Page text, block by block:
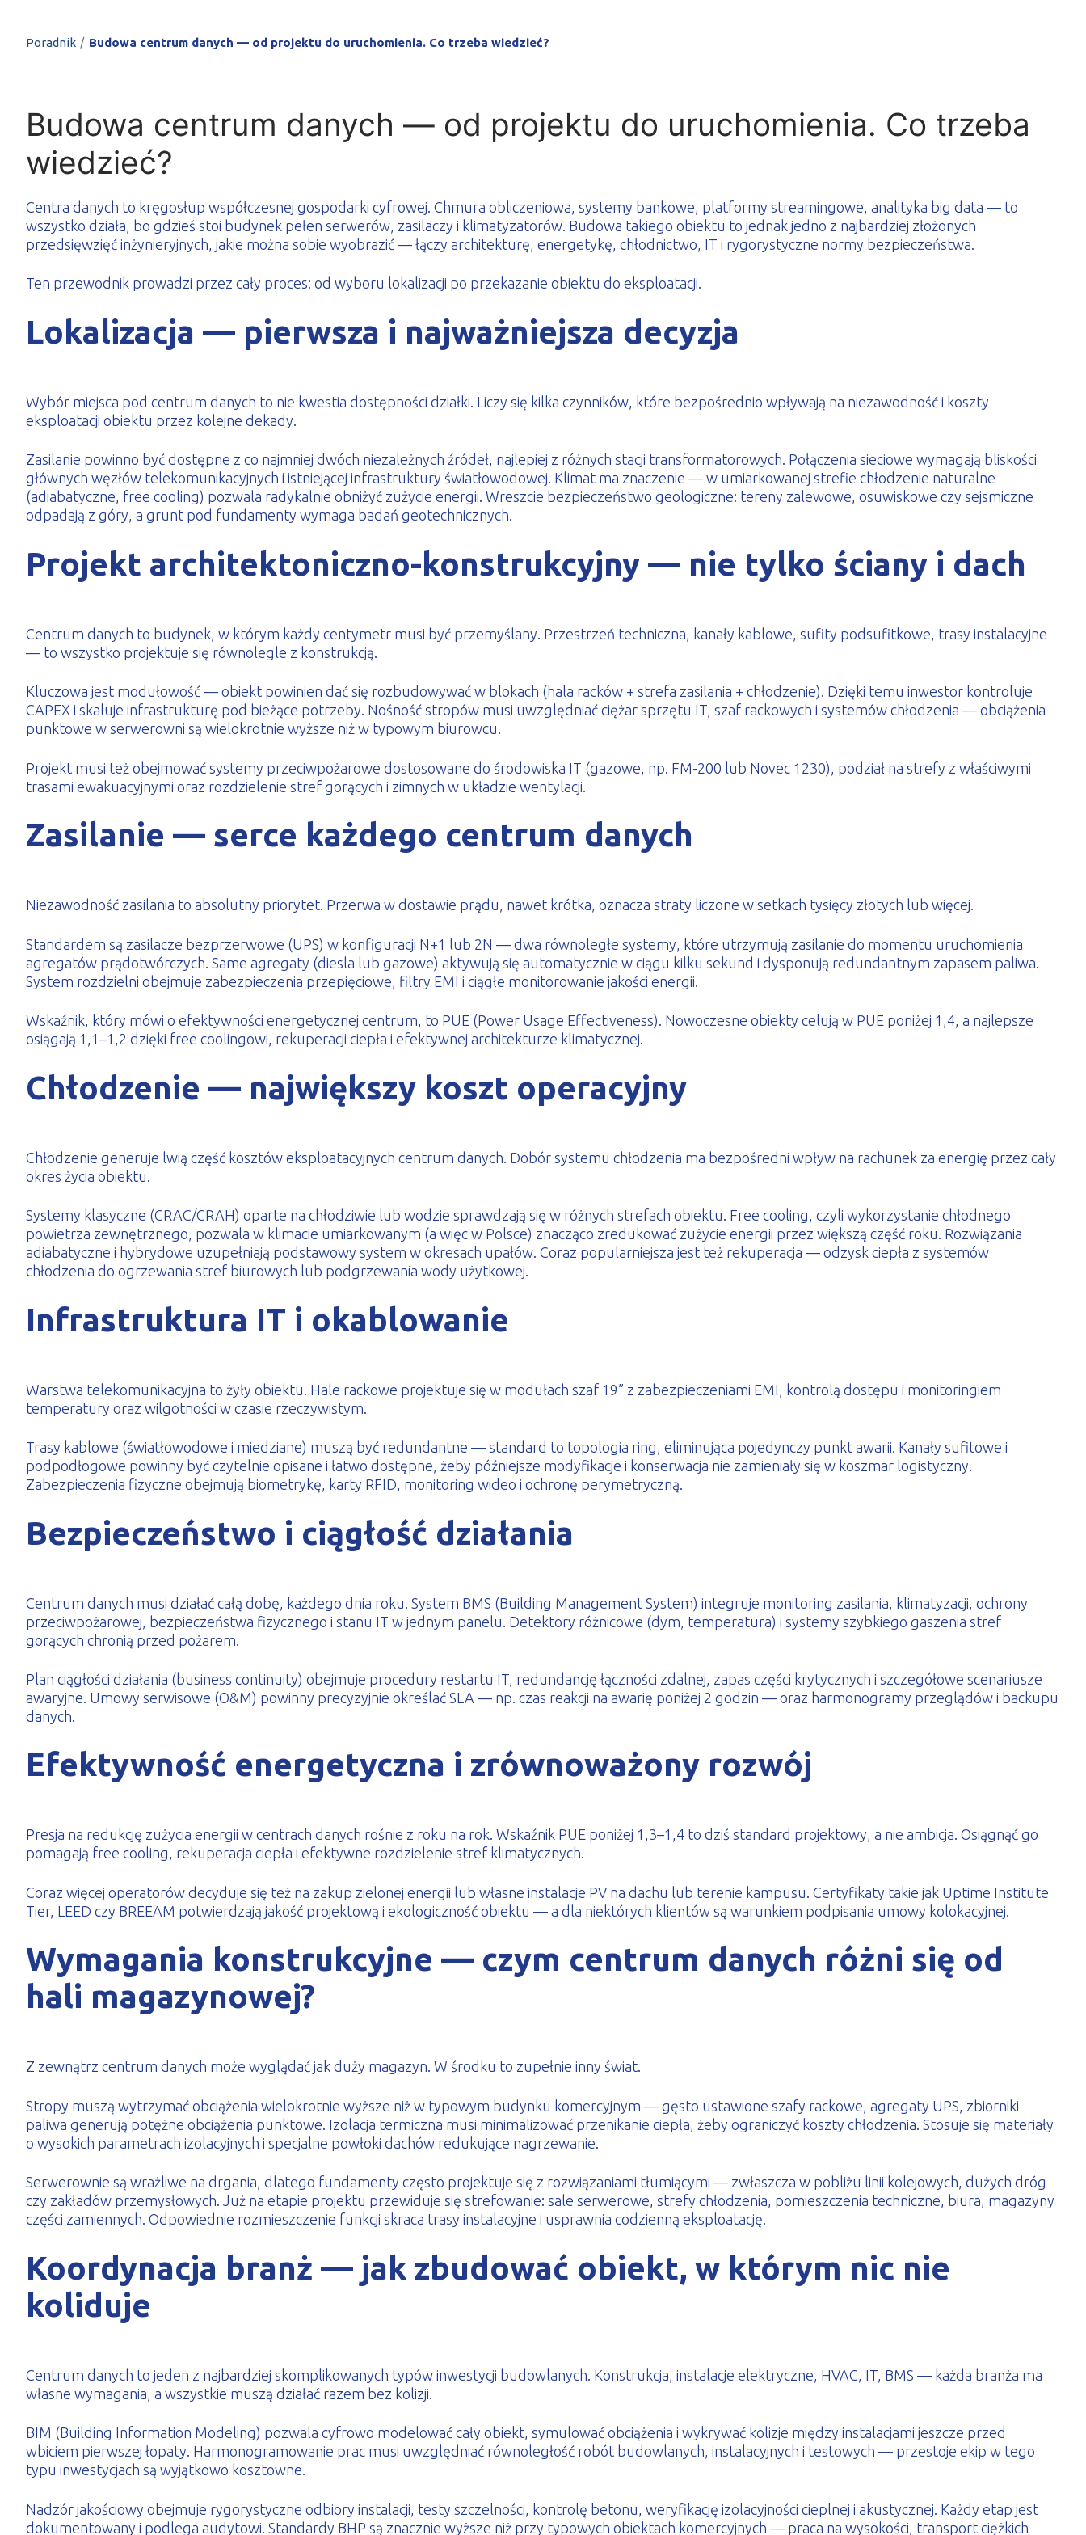
Poradnik / Budowa centrum danych — od projektu do uruchomienia. Co trzeba wiedzieć?
Budowa centrum danych — od projektu do uruchomienia. Co trzeba
wiedzieć?
Centra danych to kręgosłup współczesnej gospodarki cyfrowej. Chmura obliczeniowa, systemy bankowe, platformy streamingowe, analityka big data — to
wszystko działa, bo gdzieś stoi budynek pełen serwerów, zasilaczy i klimatyzatorów. Budowa takiego obiektu to jednak jedno z najbardziej złożonych
przedsięwzięć inżynieryjnych, jakie można sobie wyobrazić — łączy architekturę, energetykę, chłodnictwo, IT i rygorystyczne normy bezpieczeństwa.
Ten przewodnik prowadzi przez cały proces: od wyboru lokalizacji po przekazanie obiektu do eksploatacji.
Lokalizacja — pierwsza i najważniejsza decyzja
Wybór miejsca pod centrum danych to nie kwestia dostępności działki. Liczy się kilka czynników, które bezpośrednio wpływają na niezawodność i koszty
eksploatacji obiektu przez kolejne dekady.
Zasilanie powinno być dostępne z co najmniej dwóch niezależnych źródeł, najlepiej z różnych stacji transformatorowych. Połączenia sieciowe wymagają bliskości
głównych węzłów telekomunikacyjnych i istniejącej infrastruktury światłowodowej. Klimat ma znaczenie — w umiarkowanej strefie chłodzenie naturalne
(adiabatyczne, free cooling) pozwala radykalnie obniżyć zużycie energii. Wreszcie bezpieczeństwo geologiczne: tereny zalewowe, osuwiskowe czy sejsmiczne
odpadają z góry, a grunt pod fundamenty wymaga badań geotechnicznych.
Projekt architektoniczno-konstrukcyjny — nie tylko ściany i dach
Centrum danych to budynek, w którym każdy centymetr musi być przemyślany. Przestrzeń techniczna, kanały kablowe, sufity podsufitkowe, trasy instalacyjne
— to wszystko projektuje się równolegle z konstrukcją.
Kluczowa jest modułowość — obiekt powinien dać się rozbudowywać w blokach (hala racków + strefa zasilania + chłodzenie). Dzięki temu inwestor kontroluje
CAPEX i skaluje infrastrukturę pod bieżące potrzeby. Nośność stropów musi uwzględniać ciężar sprzętu IT, szaf rackowych i systemów chłodzenia — obciążenia
punktowe w serwerowni są wielokrotnie wyższe niż w typowym biurowcu.
Projekt musi też obejmować systemy przeciwpożarowe dostosowane do środowiska IT (gazowe, np. FM-200 lub Novec 1230), podział na strefy z właściwymi
trasami ewakuacyjnymi oraz rozdzielenie stref gorących i zimnych w układzie wentylacji.
Zasilanie — serce każdego centrum danych
Niezawodność zasilania to absolutny priorytet. Przerwa w dostawie prądu, nawet krótka, oznacza straty liczone w setkach tysięcy złotych lub więcej.
Standardem są zasilacze bezprzerwowe (UPS) w konfiguracji N+1 lub 2N — dwa równoległe systemy, które utrzymują zasilanie do momentu uruchomienia
agregatów prądotwórczych. Same agregaty (diesla lub gazowe) aktywują się automatycznie w ciągu kilku sekund i dysponują redundantnym zapasem paliwa.
System rozdzielni obejmuje zabezpieczenia przepięciowe, filtry EMI i ciągłe monitorowanie jakości energii.
Wskaźnik, który mówi o efektywności energetycznej centrum, to PUE (Power Usage Effectiveness). Nowoczesne obiekty celują w PUE poniżej 1,4, a najlepsze
osiągają 1,1–1,2 dzięki free coolingowi, rekuperacji ciepła i efektywnej architekturze klimatycznej.
Chłodzenie — największy koszt operacyjny
Chłodzenie generuje lwią część kosztów eksploatacyjnych centrum danych. Dobór systemu chłodzenia ma bezpośredni wpływ na rachunek za energię przez cały
okres życia obiektu.
Systemy klasyczne (CRAC/CRAH) oparte na chłodziwie lub wodzie sprawdzają się w różnych strefach obiektu. Free cooling, czyli wykorzystanie chłodnego
powietrza zewnętrznego, pozwala w klimacie umiarkowanym (a więc w Polsce) znacząco zredukować zużycie energii przez większą część roku. Rozwiązania
adiabatyczne i hybrydowe uzupełniają podstawowy system w okresach upałów. Coraz popularniejsza jest też rekuperacja — odzysk ciepła z systemów
chłodzenia do ogrzewania stref biurowych lub podgrzewania wody użytkowej.
Infrastruktura IT i okablowanie
Warstwa telekomunikacyjna to żyły obiektu. Hale rackowe projektuje się w modułach szaf 19” z zabezpieczeniami EMI, kontrolą dostępu i monitoringiem
temperatury oraz wilgotności w czasie rzeczywistym.
Trasy kablowe (światłowodowe i miedziane) muszą być redundantne — standard to topologia ring, eliminująca pojedynczy punkt awarii. Kanały sufitowe i
podpodłogowe powinny być czytelnie opisane i łatwo dostępne, żeby późniejsze modyfikacje i konserwacja nie zamieniały się w koszmar logistyczny.
Zabezpieczenia fizyczne obejmują biometrykę, karty RFID, monitoring wideo i ochronę perymetryczną.
Bezpieczeństwo i ciągłość działania
Centrum danych musi działać całą dobę, każdego dnia roku. System BMS (Building Management System) integruje monitoring zasilania, klimatyzacji, ochrony
przeciwpożarowej, bezpieczeństwa fizycznego i stanu IT w jednym panelu. Detektory różnicowe (dym, temperatura) i systemy szybkiego gaszenia stref
gorących chronią przed pożarem.
Plan ciągłości działania (business continuity) obejmuje procedury restartu IT, redundancję łączności zdalnej, zapas części krytycznych i szczegółowe scenariusze
awaryjne. Umowy serwisowe (O&M) powinny precyzyjnie określać SLA — np. czas reakcji na awarię poniżej 2 godzin — oraz harmonogramy przeglądów i backupu
danych.
Efektywność energetyczna i zrównoważony rozwój
Presja na redukcję zużycia energii w centrach danych rośnie z roku na rok. Wskaźnik PUE poniżej 1,3–1,4 to dziś standard projektowy, a nie ambicja. Osiągnąć go
pomagają free cooling, rekuperacja ciepła i efektywne rozdzielenie stref klimatycznych.
Coraz więcej operatorów decyduje się też na zakup zielonej energii lub własne instalacje PV na dachu lub terenie kampusu. Certyfikaty takie jak Uptime Institute
Tier, LEED czy BREEAM potwierdzają jakość projektową i ekologiczność obiektu — a dla niektórych klientów są warunkiem podpisania umowy kolokacyjnej.
Wymagania konstrukcyjne — czym centrum danych różni się od
hali magazynowej?
Z zewnątrz centrum danych może wyglądać jak duży magazyn. W środku to zupełnie inny świat.
Stropy muszą wytrzymać obciążenia wielokrotnie wyższe niż w typowym budynku komercyjnym — gęsto ustawione szafy rackowe, agregaty UPS, zbiorniki
paliwa generują potężne obciążenia punktowe. Izolacja termiczna musi minimalizować przenikanie ciepła, żeby ograniczyć koszty chłodzenia. Stosuje się materiały
o wysokich parametrach izolacyjnych i specjalne powłoki dachów redukujące nagrzewanie.
Serwerownie są wrażliwe na drgania, dlatego fundamenty często projektuje się z rozwiązaniami tłumiącymi — zwłaszcza w pobliżu linii kolejowych, dużych dróg
czy zakładów przemysłowych. Już na etapie projektu przewiduje się strefowanie: sale serwerowe, strefy chłodzenia, pomieszczenia techniczne, biura, magazyny
części zamiennych. Odpowiednie rozmieszczenie funkcji skraca trasy instalacyjne i usprawnia codzienną eksploatację.
Koordynacja branż — jak zbudować obiekt, w którym nic nie
koliduje
Centrum danych to jeden z najbardziej skomplikowanych typów inwestycji budowlanych. Konstrukcja, instalacje elektryczne, HVAC, IT, BMS — każda branża ma
własne wymagania, a wszystkie muszą działać razem bez kolizji.
BIM (Building Information Modeling) pozwala cyfrowo modelować cały obiekt, symulować obciążenia i wykrywać kolizje między instalacjami jeszcze przed
wbiciem pierwszej łopaty. Harmonogramowanie prac musi uwzględniać równoległość robót budowlanych, instalacyjnych i testowych — przestoje ekip w tego
typu inwestycjach są wyjątkowo kosztowne.
Nadzór jakościowy obejmuje rygorystyczne odbiory instalacji, testy szczelności, kontrolę betonu, weryfikację izolacyjności cieplnej i akustycznej. Każdy etap jest
dokumentowany i podlega audytowi. Standardy BHP są znacznie wyższe niż przy typowych obiektach komercyjnych — praca na wysokości, transport ciężkich